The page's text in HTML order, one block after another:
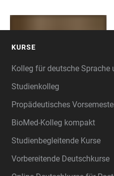
KURSE
Kolleg für deutsche Sprache
Studienkolleg
Propädeutisches
BioMed-Kolleg kompakt
Studienbegleitende Kurse
Vorbereitende Deutschkurse